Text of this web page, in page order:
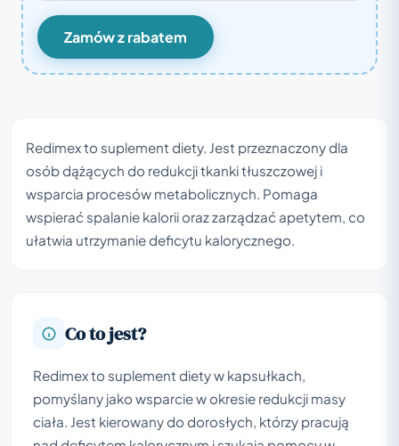
Zamów z rabatem
Redimex to suplement diety. Jest przeznaczony dla
osób dążących do redukcji tkanki tłuszczowej i
wsparcia procesów metabolicznych. Pomaga
wspierać spalanie kalorii oraz zarządzać apetytem, co
ułatwia utrzymanie deficytu kalorycznego.
Co to jest?
Redimex to suplement diety w kapsułkach,
pomyślany jako wsparcie w okresie redukcji masy
ciała. Jest kierowany do dorosłych, którzy pracują